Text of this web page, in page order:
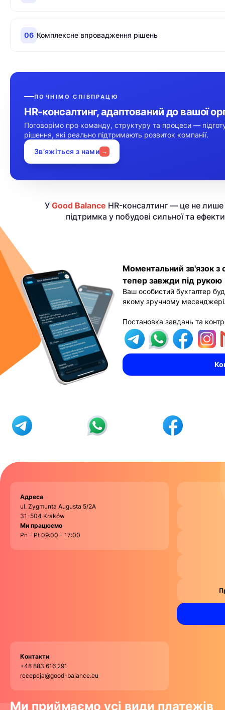
06 Комплексне впровадження рішень
ПОЧНІМО СПІВПРАЦЮ
HR-консалтинг, адаптований до вашої
Поговорімо про команду, структуру та процеси —
рішення, які реально підтримають розвиток компанії.
Зв’яжіться з нами →
У Good Balance HR-консалтинг — це не лише
підтримка у побудові сильної та
Моментальний зв'язок з
тепер завжди під рукою
Ваш особистий бухгалтер
якому зручному
Постановка завдань та
Адреса
ul. Zygmunta Augusta 5/2A
31-504 Kraków
Ми працюємо
Pn - Pt 09:00 - 17:00
Контакти
+48 883 616 291
recepcja@good-balance.eu
Ми приймаємо усі види платежів